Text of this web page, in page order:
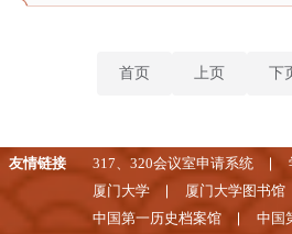
首页 上页 下
友情链接 317、320会议室申请系统
厦门大学
厦门大学图书馆
中国第一历史档案馆
中国